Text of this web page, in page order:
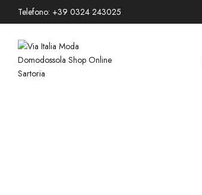
Telefono: +39 0324 243025